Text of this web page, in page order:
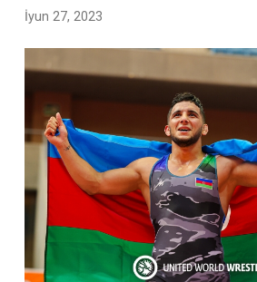
İyun 27, 2023